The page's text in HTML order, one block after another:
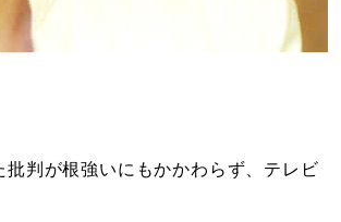
判が根強いにもかかわらず、テレビ